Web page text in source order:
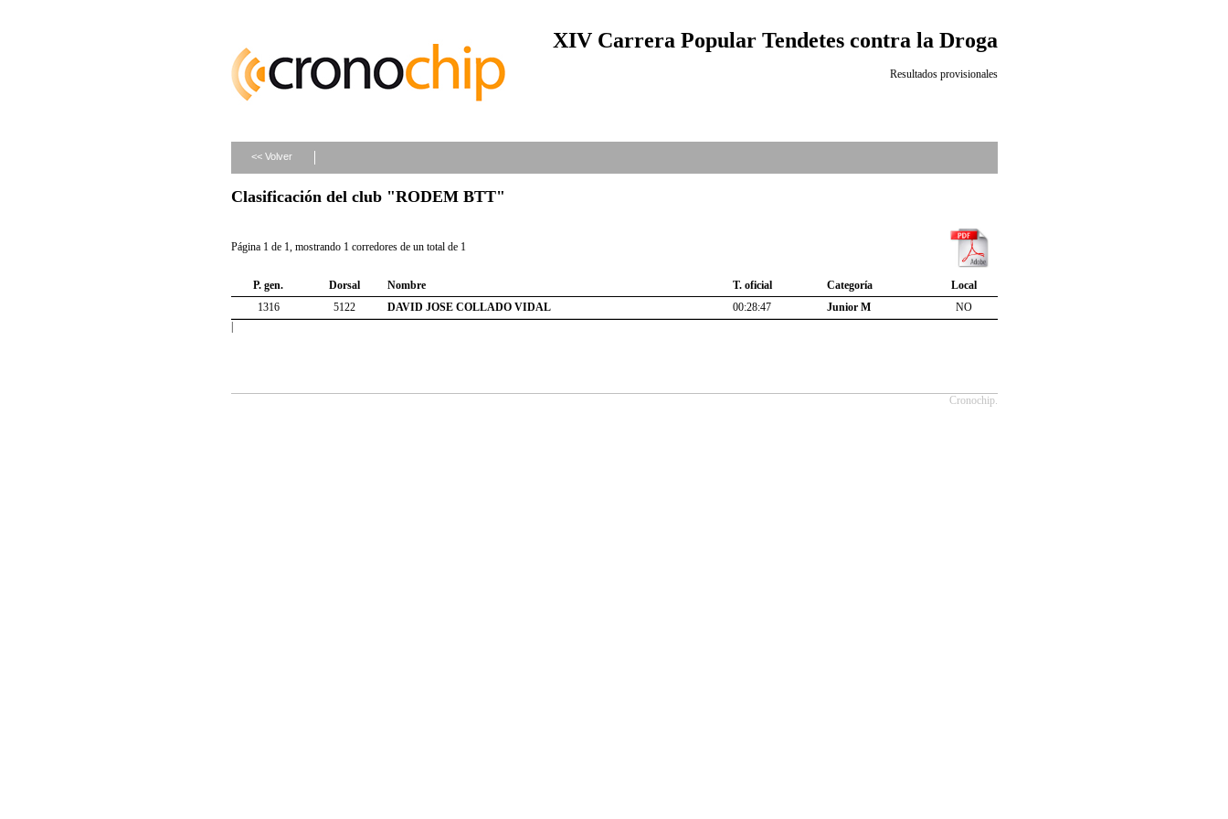
XIV Carrera Popular Tendetes contra la Droga
Resultados provisionales
<< Volver
Clasificación del club "RODEM BTT"
Página 1 de 1, mostrando 1 corredores de un total de 1
P. gen. Dorsal Nombre T. oficial Categoría
Local
1316
5122 DAVID JOSE COLLADO VIDAL 00:28:47 Junior M
NO
|
Cronochip.